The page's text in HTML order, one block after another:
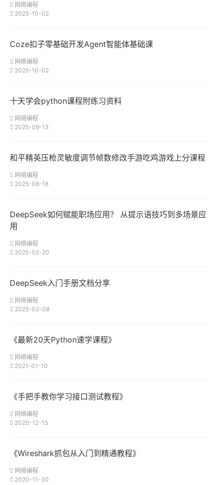
网络编程
2025-10-02
Coze扣子零基础开发Agent智能体基础课
网络编程
2025-10-02
十天学会python课程附练习资料
网络编程
2025-09-13
和平精英压枪灵敏度调节帧数修改手游吃鸡游戏上分课程
网络编程
2025-08-18
DeepSeek如何赋能职场应用？ 从提示语技巧到多场景应
用
网络编程
2025-02-20
DeepSeek入门手册文档分享
网络编程
2025-02-08
《最新20天Python速学课程》
网络编程
2021-01-10
《手把手教你学习接口测试教程》
网络编程
2020-12-15
《Wireshark抓包从入门到精通教程》
网络编程
2020-11-30